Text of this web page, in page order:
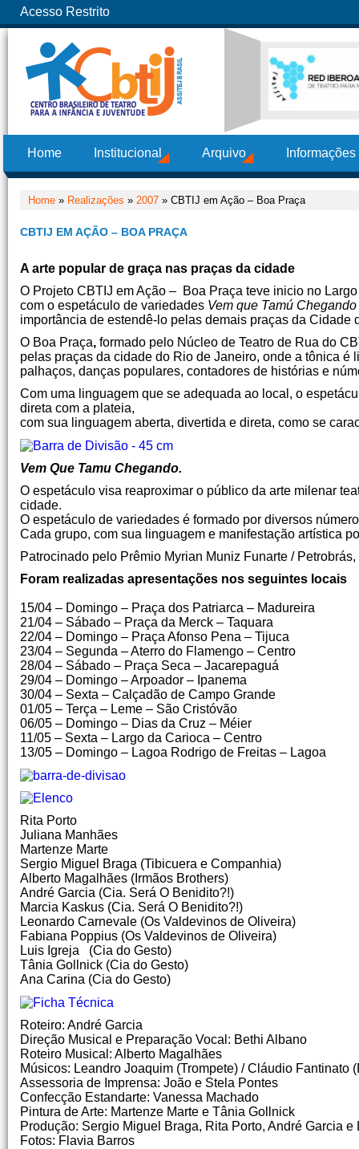
Acesso Restrito
Home Institucional Arquivo
Home » Realizações » 2007 » CBTIJ em Ação – Boa Praça
CBTIJ EM AÇÃO – BOA PRAÇA
A arte popular de graça nas praças da cidade
O Projeto CBTIJ em Ação – Boa Praça teve
com o espetáculo de variedades Vem que Tamú Chegando
importância de estendê-lo pelas demais praças da Cidade
O Boa Praça, formado pelo Núcleo de Teatro de Rua do
pelas praças da cidade do Rio de Janeiro, onde a tônica é
palhaços, danças populares, contadores de histórias e
Com uma linguagem que se adequada ao local, o
direta com a plateia,
com sua linguagem aberta, divertida e direta, como se
Vem Que Tamu Chegando.
O espetáculo visa reaproximar o público da arte milenar
cidade.
O espetáculo de variedades é formado por diversos
Cada grupo, com sua linguagem e manifestação artística
Patrocinado pelo Prêmio Myrian Muniz Funarte /
Foram realizadas apresentações nos seguintes locais
15/04 – Domingo – Praça dos Patriarca – Madureira
21/04 – Sábado – Praça da Merck – Taquara
22/04 – Domingo – Praça Afonso Pena – Tijuca
23/04 – Segunda – Aterro do Flamengo – Centro
28/04 – Sábado – Praça Seca – Jacarepaguá
29/04 – Domingo – Arpoador – Ipanema
30/04 – Sexta – Calçadão de Campo Grande
01/05 – Terça – Leme – São Cristóvão
06/05 – Domingo – Dias da Cruz – Méier
11/05 – Sexta – Largo da Carioca – Centro
13/05 – Domingo – Lagoa Rodrigo de Freitas – Lagoa
Rita Porto
Juliana Manhães
Martenze Marte
Sergio Miguel Braga (Tibicuera e Companhia)
Alberto Magalhães (Irmãos Brothers)
André Garcia (Cia. Será O Benidito?!)
Marcia Kaskus (Cia. Será O Benidito?!)
Leonardo Carnevale (Os Valdevinos de Oliveira)
Fabiana Poppius (Os Valdevinos de Oliveira)
Luis Igreja (Cia do Gesto)
Tânia Gollnick (Cia do Gesto)
Ana Carina (Cia do Gesto)
Roteiro: André Garcia
Direção Musical e Preparação Vocal: Bethi Albano
Roteiro Musical: Alberto Magalhães
Músicos: Leandro Joaquim (Trompete) / Cláudio Fantinato
Assessoria de Imprensa: João e Stela Pontes
Confecção Estandarte: Vanessa Machado
Pintura de Arte: Martenze Marte e Tânia Gollnick
Produção: Sergio Miguel Braga, Rita Porto, André Garcia
Fotos: Flavia Barros